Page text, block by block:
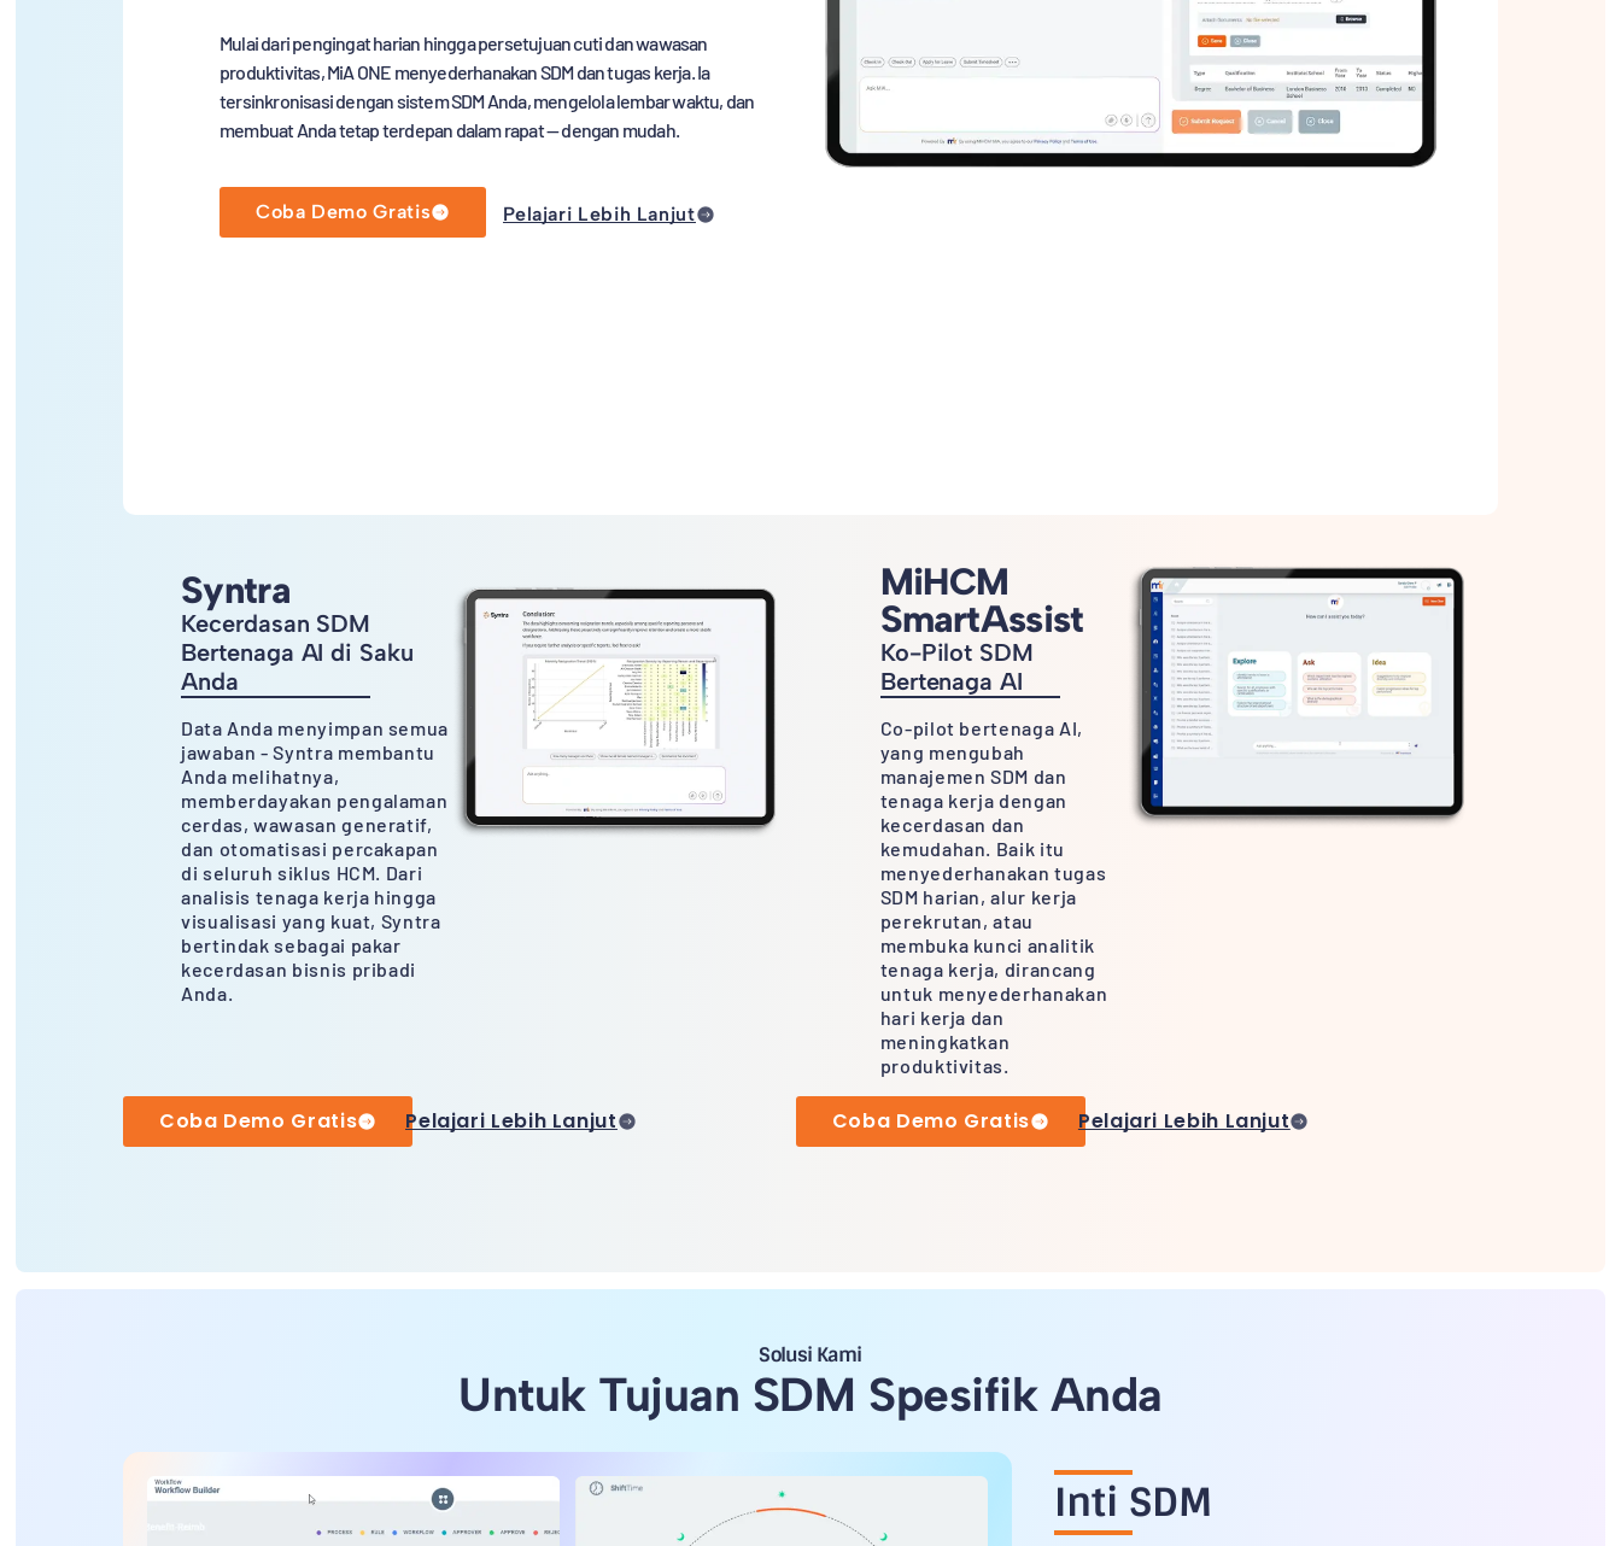
Mulai dari pengingat harian hingga persetujuan cuti dan wawasan
produktivitas, MiA ONE menyederhanakan SDM dan tugas kerja. Ia
tersinkronisasi dengan sistem SDM Anda, mengelola lembar waktu, dan
membuat Anda tetap terdepan dalam rapat — dengan mudah.
Coba Demo Gratis Pelajari Lebih Lanjut
Syntra
Kecerdasan SDM
Bertenaga AI di Saku
Anda
Data Anda menyimpan semua
jawaban - Syntra membantu
Anda melihatnya,
memberdayakan pengalaman
cerdas, wawasan generatif,
dan otomatisasi percakapan
di seluruh siklus HCM. Dari
analisis tenaga kerja hingga
visualisasi yang kuat, Syntra
bertindak sebagai pakar
kecerdasan bisnis pribadi
Anda.
Coba Demo Gratis Pelajari Lebih Lanjut
MiHCM
SmartAssist
Ko-Pilot SDM
Bertenaga AI
Co-pilot bertenaga AI,
yang mengubah
manajemen SDM dan
tenaga kerja dengan
kecerdasan dan
kemudahan. Baik itu
menyederhanakan tugas
SDM harian, alur kerja
perekrutan, atau
membuka kunci analitik
tenaga kerja, dirancang
untuk menyederhanakan
hari kerja dan
meningkatkan
produktivitas.
Coba Demo Gratis Pelajari Lebih Lanjut
Solusi Kami
Untuk Tujuan SDM Spesifik Anda
Inti SDM